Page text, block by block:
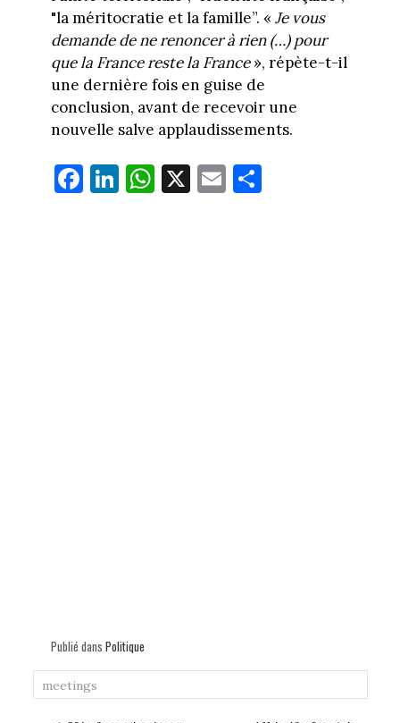
"la méritocratie et la famille”. « Je vous
demande de ne renoncer à rien (…) pour
que la France reste la France», répète-t-il
une dernière fois en guise de
conclusion, avant de recevoir une
nouvelle salve applaudissements.
Fa
ce
Li
nk
W
ha
X E
m
Pa
Publié dans Politique
meetings